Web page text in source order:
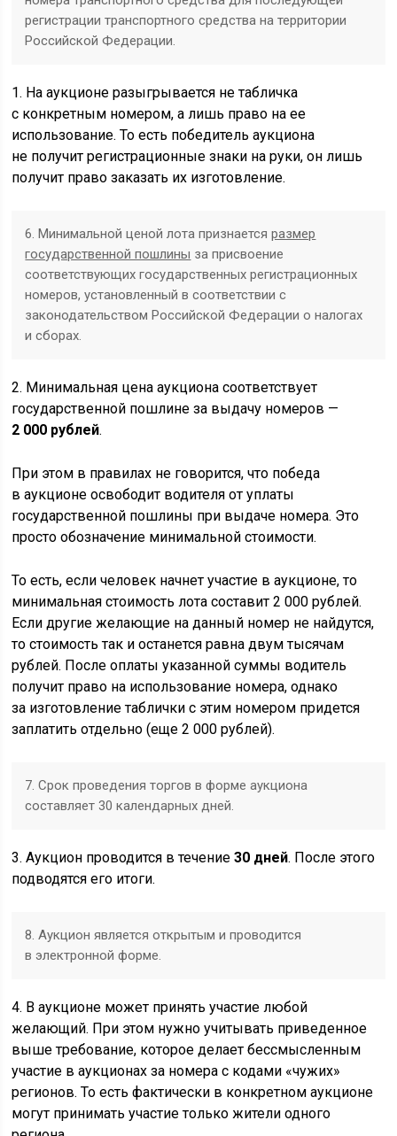
регистрации транспортного средства на территории
Российской Федерации.
1. На аукционе разыгрывается не табличка
с конкретным номером, а лишь право на ее
использование. То есть победитель аукциона
не получит регистрационные знаки на руки, он лишь
получит право заказать их изготовление.
6. Минимальной ценой лота признаетсяразмер
государственной пошлины за присвоение
соответствующих государственных регистрационных
номеров, установленный в соответствии ‎с
законодательством Российской Федерации о налогах
и сборах.
2. Минимальная цена аукциона соответствует
государственной пошлине за выдачу номеров —
2 000 рублей.
При этом в правилах не говорится, что победа
в аукционе освободит водителя от уплаты
государственной пошлины при выдаче номера. Это
просто обозначение минимальной стоимости.
То есть, если человек начнет участие в аукционе, то
минимальная стоимость лота составит 2 000 рублей.
Если другие желающие на данный номер не найдутся,
то стоимость так и останется равна двум тысячам
рублей. После оплаты указанной суммы водитель
получит право на использование номера, однако
за изготовление таблички с этим номером придется
заплатить отдельно (еще 2 000 рублей).
7. Срок проведения торгов в форме аукциона
составляет ‎30 календарных дней.
3. Аукцион проводится в течение30 дней. После этого
подводятся его итоги.
8. Аукцион является открытым и проводится
в электронной форме.
4. В аукционе может принять участие любой
желающий. При этом нужно учитывать приведенное
выше требование, которое делает бессмысленным
участие в аукционах за номера с кодами «чужих»
регионов. То есть фактически в конкретном аукционе
могут принимать участие только жители одного